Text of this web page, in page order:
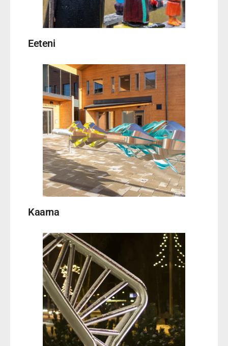
Eeteni
Kaarna